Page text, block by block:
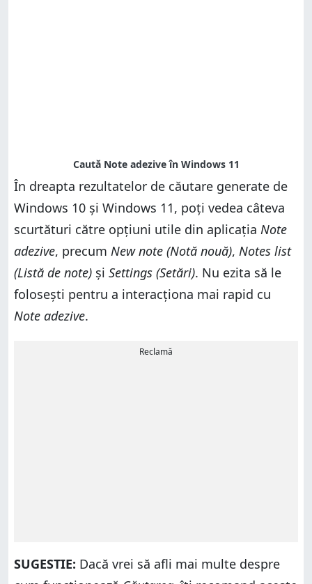
În dreapta rezultatelor de căutare generate de
Windows 10 și Windows 11, poți vedea câteva
scurtături către opțiuni utile din aplicația Note
adezive, precum New note (Notă nouă), Notes list
(Listă de note) și Settings (Setări). Nu ezita să le
folosești pentru a interacționa mai rapid cu
Note adezive.
Reclamă
SUGESTIE: Dacă vrei să afli mai multe despre